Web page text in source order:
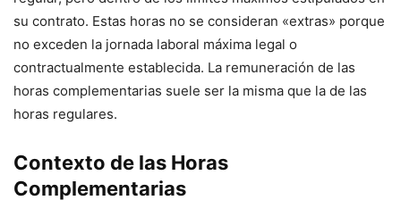
su contrato. Estas horas no se consideran «extras» porque
no exceden la jornada laboral máxima legal o
contractualmente establecida. La remuneración de las
horas complementarias suele ser la misma que la de las
horas regulares.
Contexto de las Horas
Complementarias